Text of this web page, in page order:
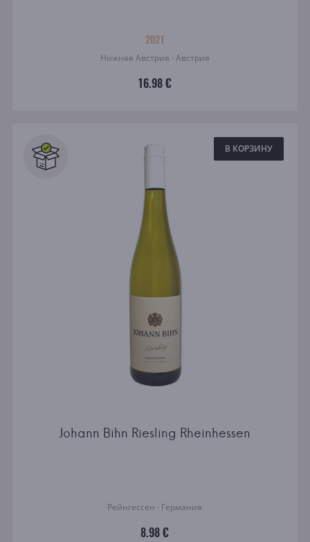
2021
Нижняя Австрия · Австрия
16.98 €
В КОРЗИНУ
Johann Bihn Riesling Rheinhessen
Рейнгессен · Германия
8.98 €